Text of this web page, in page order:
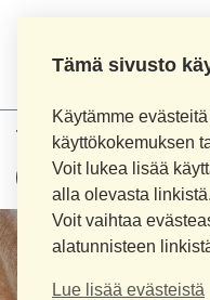
Tämä sivusto
Käytämme
käyttökokemuksen
Voit lukea lisää
alla olevasta linkistä.
Voit vaihtaa
alatunnisteen
Lue lisää evästeistä
Tuotehaku: